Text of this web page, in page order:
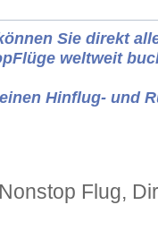
Sie direkt
weltweit
Hinflug- und
Flug,